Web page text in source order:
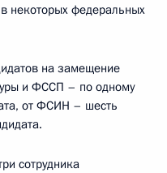
некоторых федеральных
на замещение
и ФССП – по одному
от ФСИН – шесть
сотрудника